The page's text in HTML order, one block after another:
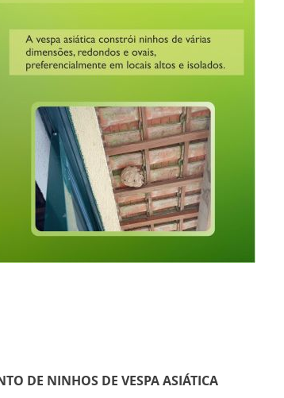
DE NINHOS DE VESPA ASIÁTICA